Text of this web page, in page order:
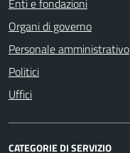
Organi di governo
Personale amministrativo
Politici
Uffici
CATEGORIE DI SERVIZIO